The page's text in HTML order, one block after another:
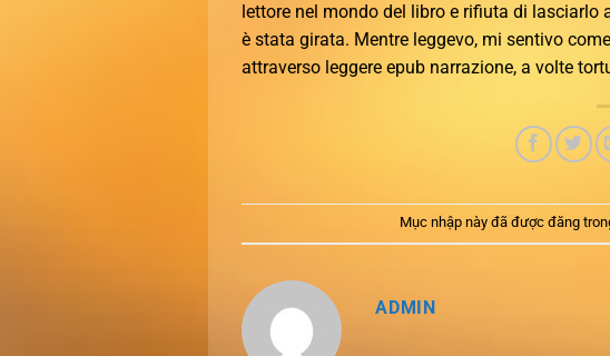
lettore nel mondo del libro e rifiuta di lasciarlo
è stata girata. Mentre leggevo, mi sentivo
attraverso leggere epub narrazione, a volte
Mục nhập này đã được đăng
ADMIN